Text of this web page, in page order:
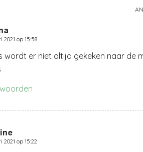
2021 op 15:58
wordt er niet altijd gekeken naar de
2021 op 15:22